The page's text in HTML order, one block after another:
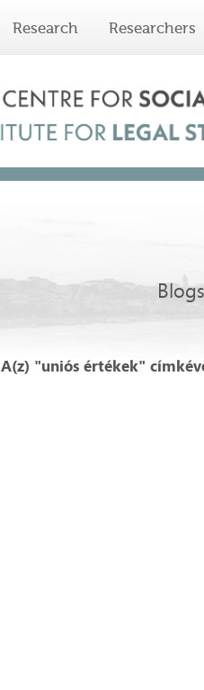
Research Researchers
A(z) "uniós értékek"